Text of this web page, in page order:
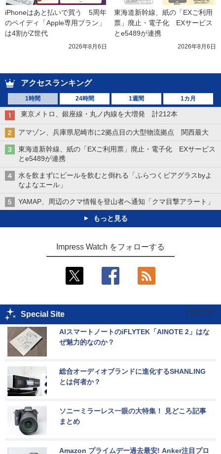
iPhoneはあと払いで買う　5周年
のペイディ「Apple専用プラン」
は4割がZ世代
2026年8月6日
東海道新幹線、紙の「EXご利用
票」廃止・電子化　EXサービス
とe5489が連携
2026年8月6日
アクセスランキング
1時間 24時間 1週間 1カ月
東京メトロ、銀座線・丸ノ内線を大増発 計212本
アマゾン、兵庫県尼崎市に2拠点目の大型物流拠点 関西最大
東海道新幹線、紙の「EXご利用票」廃止・電子化 EXサービス
とe5489が連携
水を飲まずにビールを飲むと倒れる「ふらつくビアグラスbyよ
なよなエール」
YAMAP、周辺のクマ情報を登山者へ通知「クマ目撃アラート」
もっと見る
Impress Watch をフォローする
Special Site
AIスマートノートのiFLYTEK「AINOTE 2」はな
ぜ魅力的なのか？
総合オーディオブランドに進化するSHANLING
とは何者か？
ソニーミラーレス一眼の大特集！ 見どころ記事
まとめ
Amazon プライムデー過去最安! Anker注目プロ